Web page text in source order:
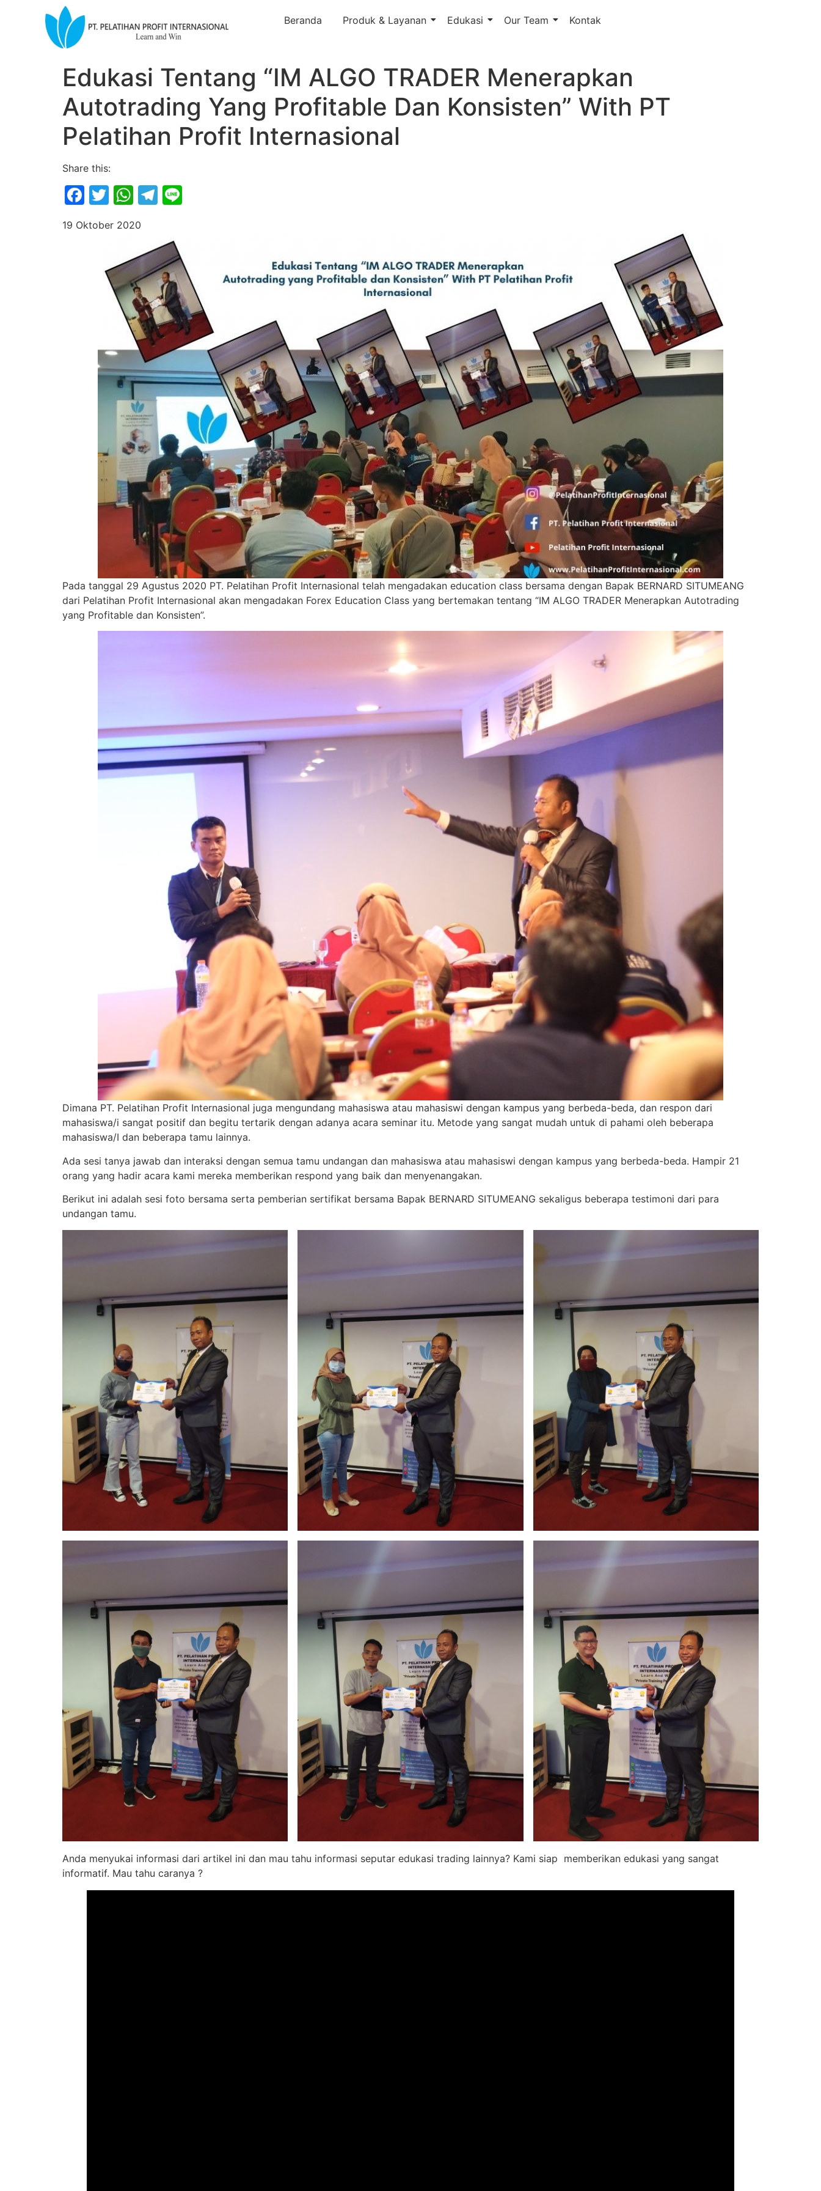
Beranda Produk & Layanan Edukasi Our Team Kontak
Edukasi Tentang “IM ALGO TRADER Menerapkan
Autotrading Yang Profitable Dan Konsisten” With PT
Pelatihan Profit Internasional
Share this:
Facebook
Twitter
WhatsApp
Telegram
19 Oktober 2020
Pada tanggal 29 Agustus 2020 PT. Pelatihan Profit Internasional telah mengadakan education class bersama dengan Bapak BERNARD SITUMEANG
dari Pelatihan Profit Internasional akan mengadakan Forex Education Class yang bertemakan tentang “IM ALGO TRADER Menerapkan Autotrading
yang Profitable dan Konsisten”.
Dimana PT. Pelatihan Profit Internasional juga mengundang mahasiswa atau mahasiswi dengan kampus yang berbeda-beda, dan respon dari
mahasiswa/i sangat positif dan begitu tertarik dengan adanya acara seminar itu. Metode yang sangat mudah untuk di pahami oleh beberapa
mahasiswa/I dan beberapa tamu lainnya.
Ada sesi tanya jawab dan interaksi dengan semua tamu undangan dan mahasiswa atau mahasiswi dengan kampus yang berbeda-beda. Hampir 21
orang yang hadir acara kami mereka memberikan respond yang baik dan menyenangakan.
Berikut ini adalah sesi foto bersama serta pemberian sertifikat bersama Bapak BERNARD SITUMEANG sekaligus beberapa testimoni dari para
undangan tamu.
Anda menyukai informasi dari artikel ini dan mau tahu informasi seputar edukasi trading lainnya? Kami siap memberikan edukasi yang sangat
informatif. Mau tahu caranya ?